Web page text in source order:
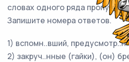
словах одного ряда
Запишите номера ответов.
1) вспомн..вший,
2) закруч..нные (гайки), (он)